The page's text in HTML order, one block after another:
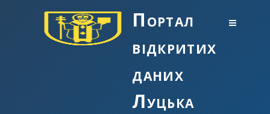
Портал
відкритих
даних
Луцька